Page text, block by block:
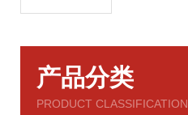
产品分类
PRODUCT CLASSIFICATION